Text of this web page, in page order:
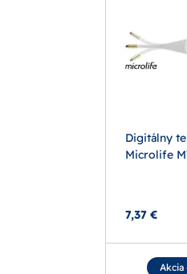
Digitálny
Microlife
7,37 €
Akcia